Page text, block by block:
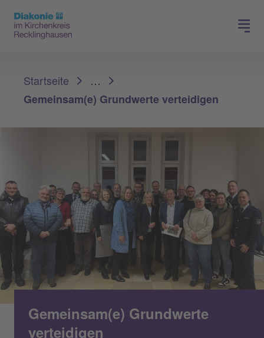
Spenden
Startseite
…
Gemeinsam(e) Grundwerte verteidigen
Gemeinsam(e) Grundwerte
verteidigen